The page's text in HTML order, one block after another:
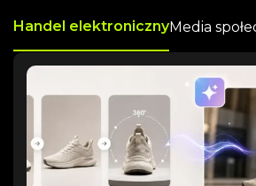
Handel elektronicznyMedia